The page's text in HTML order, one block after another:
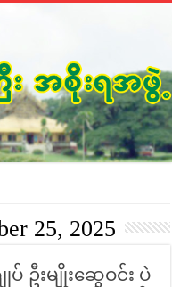
25, 2025
ပ် ဦးမျိုးဆွေဝင်း ပဲ